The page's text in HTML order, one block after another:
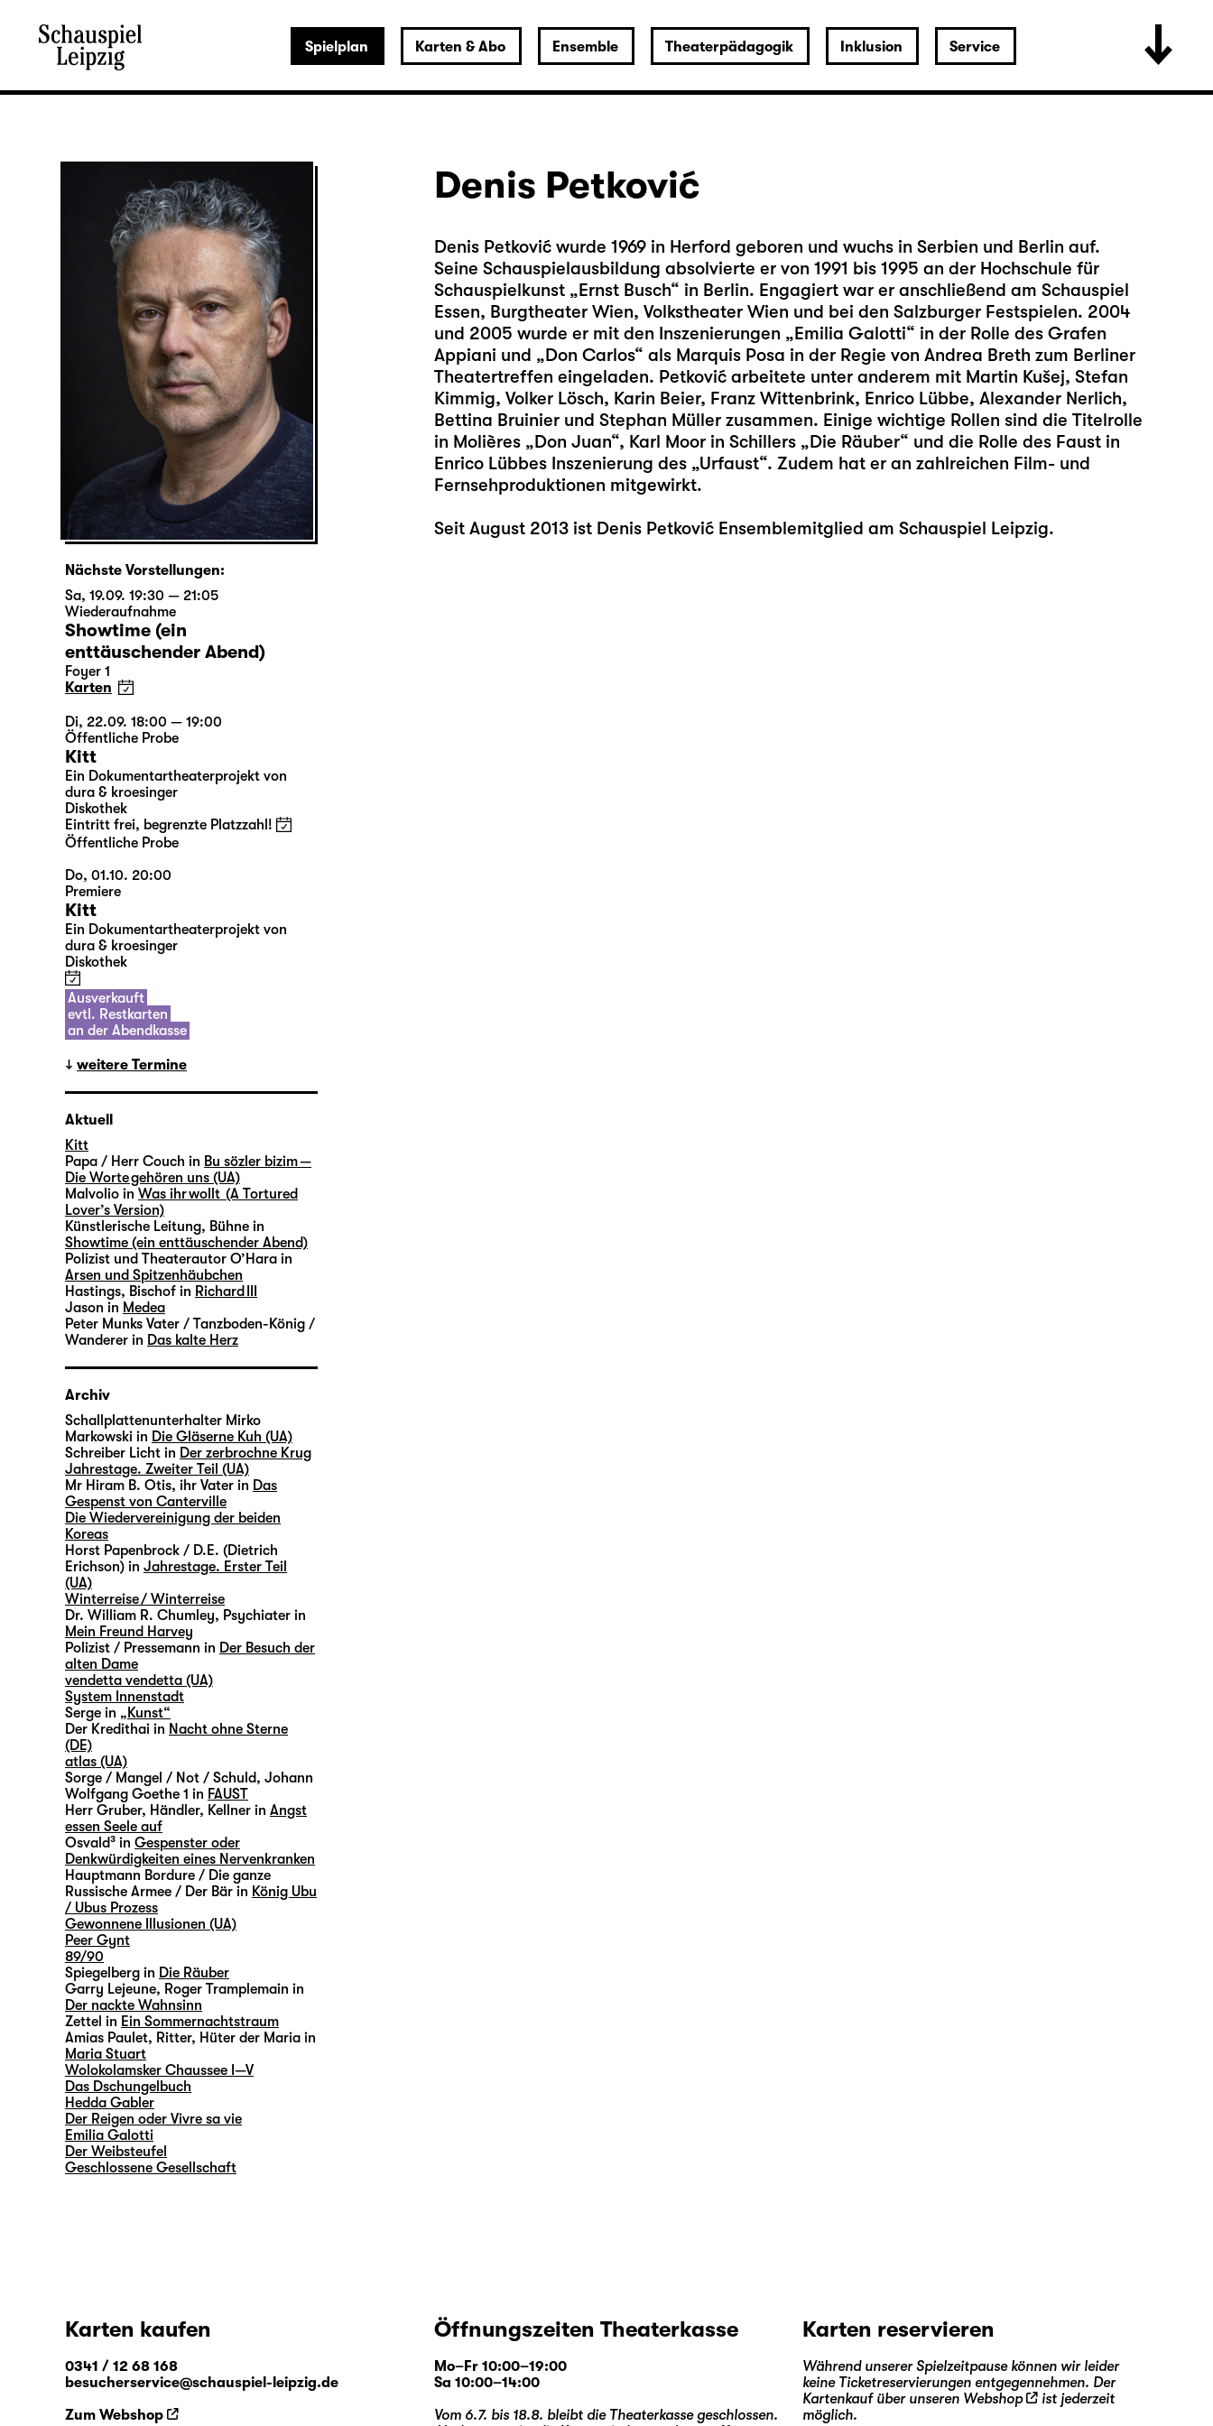
Spielplan Karten & Abo Ensemble Theaterpädagogik Inklusion Service
Denis Petković
Denis Petković wurde 1969 in Herford geboren und wuchs in Serbien und Berlin auf.
Seine Schauspielausbildung absolvierte er von 1991 bis 1995 an der Hochschule für
Schauspielkunst „Ernst Busch“ in Berlin. Engagiert war er anschließend am Schauspiel
Essen, Burgtheater Wien, Volkstheater Wien und bei den Salzburger Festspielen. 2004
und 2005 wurde er mit den Inszenierungen „Emilia Galotti“ in der Rolle des Grafen
Appiani und „Don Carlos“ als Marquis Posa in der Regie von Andrea Breth zum Berliner
Theatertreffen eingeladen. Petković arbeitete unter anderem mit Martin Kušej, Stefan
Kimmig, Volker Lösch, Karin Beier, Franz Wittenbrink, Enrico Lübbe, Alexander Nerlich,
Bettina Bruinier und Stephan Müller zusammen. Einige wichtige Rollen sind die Titelrolle
in Molières „Don Juan“, Karl Moor in Schillers „Die Räuber“ und die Rolle des Faust in
Enrico Lübbes Inszenierung des „Urfaust“. Zudem hat er an zahlreichen Film- und
Fernsehproduktionen mitgewirkt.
Seit August 2013 ist Denis Petković Ensemblemitglied am Schauspiel Leipzig.
Nächste Vorstellungen:
Sa, 19.09. 19:30 — 21:05
Wiederaufnahme
Showtime (ein
enttäuschender Abend)
Foyer 1
Karten
Di, 22.09. 18:00 — 19:00
Öffentliche Probe
Kitt
Ein Dokumentartheaterprojekt von
dura & kroesinger
Diskothek
Eintritt frei, begrenzte Platzzahl!
Öffentliche Probe
Do, 01.10. 20:00
Premiere
Kitt
Ein Dokumentartheaterprojekt von
dura & kroesinger
Diskothek
Ausverkauft
evtl. Restkarten
an der Abendkasse
weitere Termine
Aktuell
Kitt
Papa / Herr Couch in Bu sözler bizim —
Die Worte gehören uns (UA)
Malvolio in Was ihr wollt (A Tortured
Lover’s Version)
Künstlerische Leitung, Bühne in
Showtime (ein enttäuschender Abend)
Polizist und Theaterautor O’Hara in
Arsen und Spitzenhäubchen
Hastings, Bischof in Richard III
Jason in Medea
Peter Munks Vater / Tanzboden-König /
Wanderer in Das kalte Herz
Archiv
Schallplattenunterhalter Mirko
Markowski in Die Gläserne Kuh (UA)
Schreiber Licht in Der zerbrochne Krug
Jahrestage. Zweiter Teil (UA)
Mr Hiram B. Otis, ihr Vater in Das
Gespenst von Canterville
Die Wiedervereinigung der beiden
Koreas
Horst Papenbrock / D.E. (Dietrich
Erichson) in Jahrestage. Erster Teil
(UA)
Winterreise / Winterreise
Dr. William R. Chumley, Psychiater in
Mein Freund Harvey
Polizist / Pressemann in Der Besuch der
alten Dame
vendetta vendetta (UA)
System Innenstadt
Serge in „Kunst“
Der Kredithai in Nacht ohne Sterne
(DE)
atlas (UA)
Sorge / Mangel / Not / Schuld, Johann
Wolfgang Goethe 1 in FAUST
Herr Gruber, Händler, Kellner in Angst
essen Seele auf
Osvald³ in Gespenster oder
Denkwürdigkeiten eines Nervenkranken
Hauptmann Bordure / Die ganze
Russische Armee / Der Bär in König Ubu
/ Ubus Prozess
Gewonnene Illusionen (UA)
Peer Gynt
89/90
Spiegelberg in Die Räuber
Garry Lejeune, Roger Tramplemain in
Der nackte Wahnsinn
Zettel in Ein Sommernachtstraum
Amias Paulet, Ritter, Hüter der Maria in
Maria Stuart
Wolokolamsker Chaussee I—V
Das Dschungelbuch
Hedda Gabler
Der Reigen oder Vivre sa vie
Emilia Galotti
Der Weibsteufel
Geschlossene Gesellschaft
Karten kaufen
0341 / 12 68 168
besucherservice@schauspiel-leipzig.de
Zum Webshop
Öffnungszeiten Theaterkasse
Mo–Fr 10:00–19:00
Sa 10:00–14:00
Vom 6.7. bis 18.8. bleibt die Theaterkasse geschlossen.
Karten reservieren
Während unserer Spielzeitpause können wir leider
keine Ticketreservierungen entgegennehmen. Der
Kartenkauf über unseren Webshop
ist jederzeit
möglich.